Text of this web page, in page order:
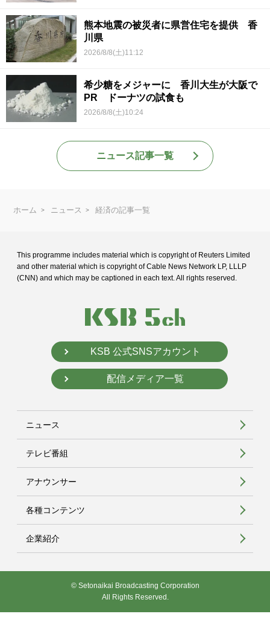
熊本地震の被災者に県営住宅を提供 香
川県
2026/8/8(土)11:12
希少糖をメジャーに 香川大生が大阪で
PR ドーナツの試食も
2026/8/8(土)10:24
ニュース記事一覧
ホーム ニュース 経済の記事一覧
This programme includes material which is copyright of Reuters Limited
and other material which is copyright of Cable News Network LP, LLLP
(CNN) and which may be captioned in each text. All rights reserved.
KSB 公式SNSアカウント
配信メディア一覧
ニュース
テレビ番組
アナウンサー
各種コンテンツ
企業紹介
© Setonaikai Broadcasting Corporation
All Rights Reserved.